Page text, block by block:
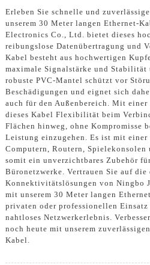
Erleben Sie schnelle und
unserem 30 Meter langen Ethernet-
Electronics Co., Ltd. bietet dieses
reibungslose Datenübertragung und
Kabel besteht aus hochwertigen
maximale Signalstärke und Stabilität
robuste PVC-Mantel schützt vor
Beschädigungen und eignet sich
auch für den Außenbereich. Mit
dieses Kabel Flexibilität beim
Flächen hinweg, ohne Kompromisse
Leistung einzugehen. Es ist mit
Computern, Routern, Spielekonsolen
somit ein unverzichtbares Zubehör
Büronetzwerke. Vertrauen Sie auf die
Konnektivitätslösungen von Ningbo
mit unserem 30 Meter langen
privaten oder professionellen
nahtloses Netzwerkerlebnis.
noch heute mit unserem
Kabel.